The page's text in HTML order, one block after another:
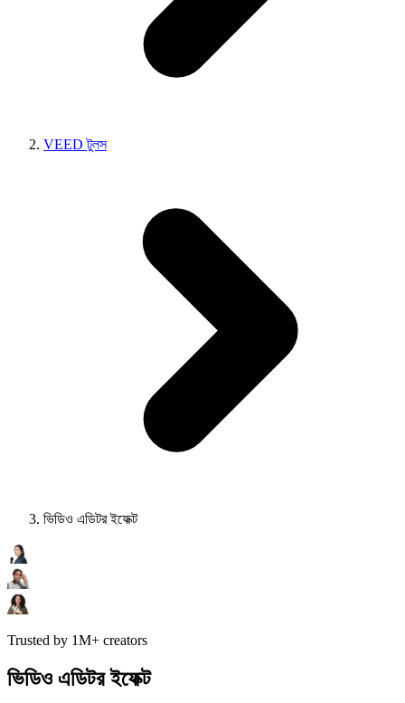
VEED টুলস
ভিডিও এডিটর ইফেক্ট
Trusted by 1M+ creators
ভিডিও এডিটর ইফেক্ট